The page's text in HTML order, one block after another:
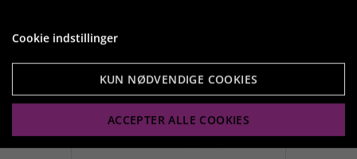
Cookie indstillinger
KUN NØDVENDIGE COOKIES
ACCEPTER ALLE COOKIES